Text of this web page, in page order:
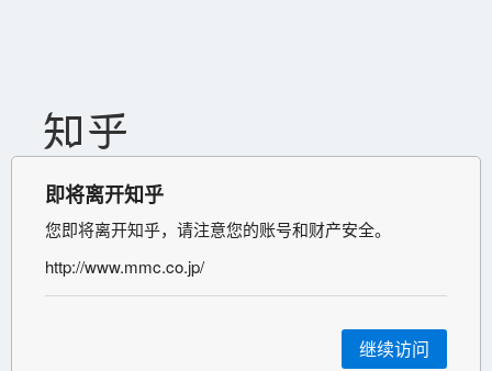
即将离开知乎
您即将离开知乎，请注意您的账号和财产安全。
http://www.mmc.co.jp/
继续访问